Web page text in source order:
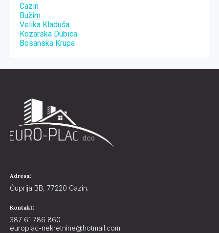
Cazin
Bužim
Velika Kladuša
Kozarska Dubica
Bosanska Krupa
Adresa:
Ćuprija BB, 77220 Cazin.
Kontakt:
387 61 786 860
europlac-nekretnine@hotmail.com